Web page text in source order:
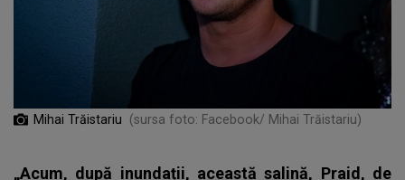
Mihai Trăistariu (sursa foto: Facebook/ Mihai Trăistariu)
„Acum, după inundații, această salină, Praid, de